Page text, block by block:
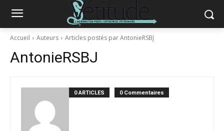
Accueil Auteurs Articles postés par AntonieRSBJ
AntonieRSBJ
0 ARTICLES 0 Commentaires